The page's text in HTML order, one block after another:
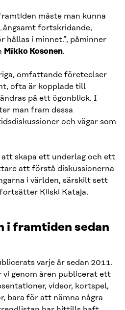
måste man kunna
fortskridande,
i minnet.”, påminner
Mikko Kosonen.
omfattande företeelser
ofta är kopplade till
på ett ögonblick. I
man fram dessa
och vägar som
skapa ett underlag och ett
att förstå diskussionerna
i världen, särskilt sett
Kiiski Kataja.
i framtiden sedan
varje år sedan 2011.
genom åren publicerat ett
videor, kortspel,
bara för att nämna några